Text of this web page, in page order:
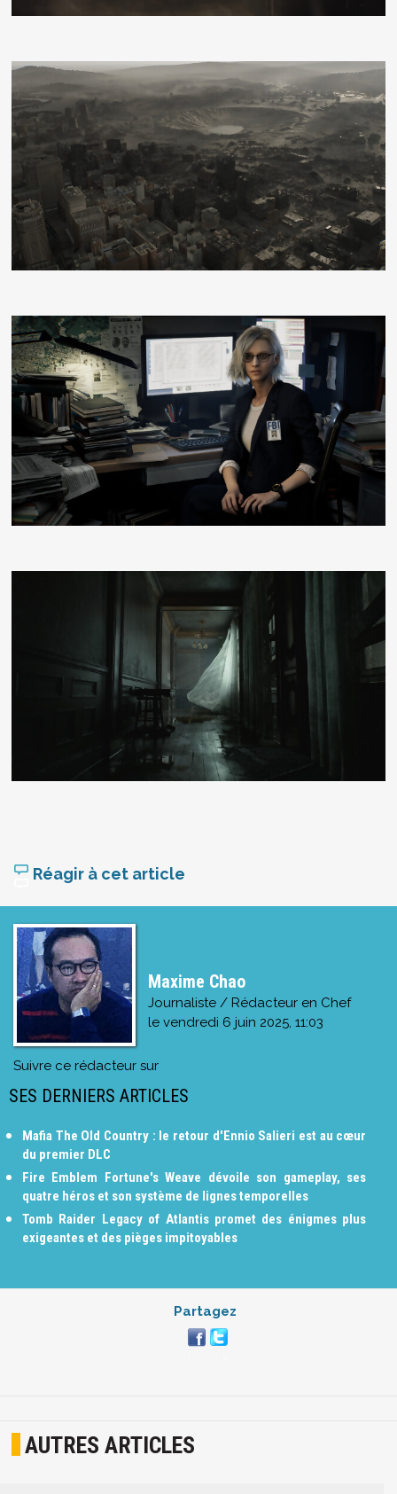
Réagir à cet article
Maxime Chao
Journaliste / Rédacteur en Chef
le vendredi 6 juin 2025, 11:03
Suivre ce rédacteur sur
SES DERNIERS ARTICLES
Mafia The Old Country : le retour d'Ennio Salieri est au cœur
du premier DLC
Fire Emblem Fortune's Weave dévoile son gameplay, ses
quatre héros et son système de lignes temporelles
Tomb Raider Legacy of Atlantis promet des énigmes plus
exigeantes et des pièges impitoyables
Partagez
AUTRES ARTICLES